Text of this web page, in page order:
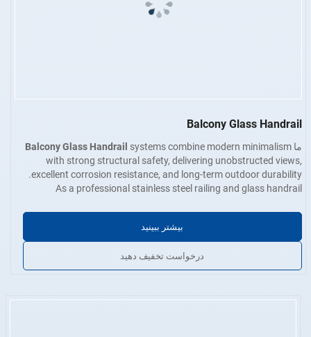
Balcony Glass Handrail
ما Balcony Glass Handrail systems combine modern minimalism
with strong structural safety, delivering unobstructed views,
excellent corrosion resistance, and long-term outdoor durability.
As a professional stainless steel railing and glass handrail
handrailsfor residential buildings, villas, apartments, hotels,
ضخامت دیوار: ۰.۴ میلی‌متر تا ۵.۰ میلی‌متر
صاف، بدون زائده و عاری از خراش، فرورفتگی،
لایه‌لایه شدن یا ترک. قابل‌دسترس با پرداخت صنعتی، پرداخت
برس‌خورده یا پرداخت آینه‌ای صیقلی.
خدمات سفارشیاندازه، شکل لوله، اتصالات انتهایی و روش نصب
بیشتر ببینید
درخواست تخفیف دهید